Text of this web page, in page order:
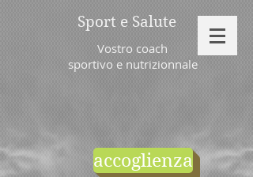
Sport e Salute
Vostro coach
sportivo e nutrizionnale
accoglienza